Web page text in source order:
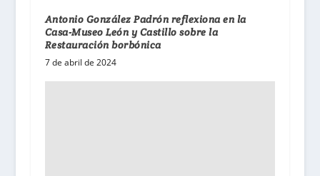
Antonio González Padrón reflexiona en la
Casa-Museo León y Castillo sobre la
Restauración borbónica
7 de abril de 2024